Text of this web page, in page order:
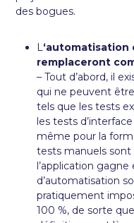
des bogues.
L
remplaceront
– Tout d’abord, il
qui ne peuvent
tels que les tests
les tests
même pour la
tests manuels sont
l’application
d’automatisation
pratiquement
100 %, de sorte